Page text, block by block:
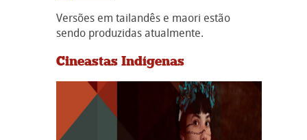
Versões em tailandês e maori estão
sendo produzidas atualmente.
Cineastas Indígenas